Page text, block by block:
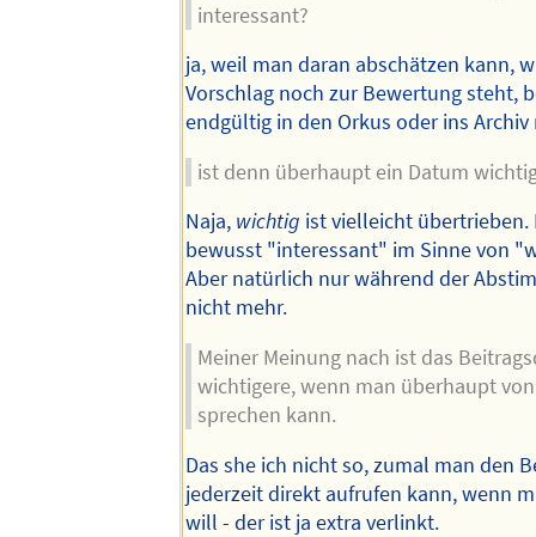
interessant?
ja, weil man daran abschätzen kann,
Vorschlag noch zur Bewertung steht,
endgültig in den Orkus oder ins
ist denn überhaupt ein Datum
Naja, wichtig ist vielleicht übertrieben.
bewusst "interessant" im Sinne von
Aber natürlich nur während der
nicht mehr.
Meiner Meinung nach ist das
wichtigere, wenn man überhaupt
sprechen kann.
Das she ich nicht so, zumal man den
jederzeit direkt aufrufen kann, wenn
will - der ist ja extra verlinkt.